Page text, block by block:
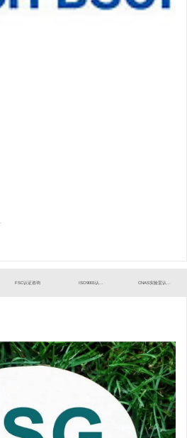
FSC认证咨询 ISO9001认... CNAS实验室认...